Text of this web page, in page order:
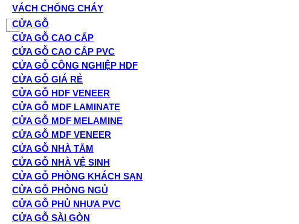
VÁCH CHỐNG CHÁY
CỬA GỖ
CỬA GỖ CAO CẤP
CỬA GỖ CAO CẤP PVC
CỬA GỖ CÔNG NGHIỆP HDF
CỬA GỖ GIÁ RẺ
CỬA GỖ HDF VENEER
CỬA GỖ MDF LAMINATE
CỬA GỖ MDF MELAMINE
CỬA GỖ MDF VENEER
CỬA GỖ NHÀ TẮM
CỬA GỖ NHÀ VỆ SINH
CỬA GỖ PHÒNG KHÁCH SẠN
CỬA GỖ PHÒNG NGỦ
CỬA GỖ PHỦ NHỰA PVC
CỬA GỖ SÀI GÒN